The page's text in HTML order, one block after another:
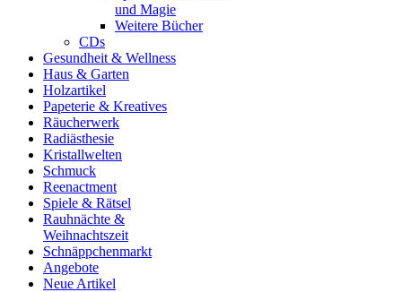
und Magie
Weitere Bücher
CDs
Gesundheit & Wellness
Haus & Garten
Holzartikel
Papeterie & Kreatives
Räucherwerk
Radiästhesie
Kristallwelten
Schmuck
Reenactment
Spiele & Rätsel
Rauhnächte &
Weihnachtszeit
Schnäppchenmarkt
Angebote
Neue Artikel